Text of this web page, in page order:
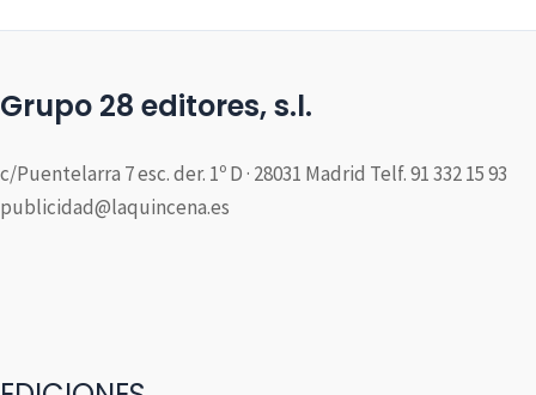
Grupo 28 editores, s.l.
c/Puentelarra 7 esc. der. 1º D · 28031 Madrid Telf. 91 332 15 93
publicidad@laquincena.es